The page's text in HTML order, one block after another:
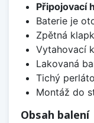
Připojovací
Baterie je
Zpětná
Vytahovací
Lakovaná
Tichý
Montáž do
Obsah balení